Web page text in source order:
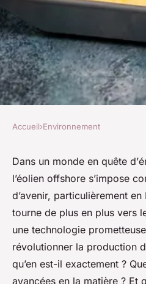
Quelles sont
avancées en
d'éoliennes
l'énergie
Arthur•17 janvier 2024•5 min
Accueil›Environnement
Dans un monde en quête d’
l’éolien offshore s’impose
d’avenir, particulièrement
tourne de plus en plus vers
une technologie
révolutionner la production
qu’en est-il exactement ?
avancées en la matière ? Et